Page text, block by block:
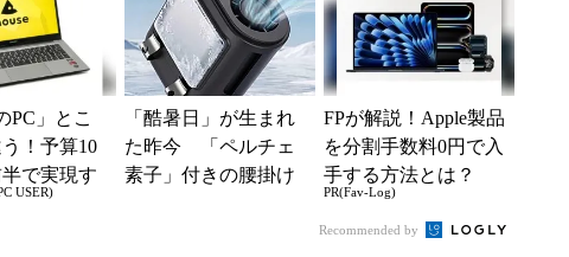
PC」とこ
！予算10
で実現す
イフ
USER)
「酷暑日」が生まれ
た昨今 「ペルチェ
素子」付きの腰掛け
FPが解説！Apple製品
を分割手数料0円で入
手する方法とは？
PR(Fav-Log)
Recommended by